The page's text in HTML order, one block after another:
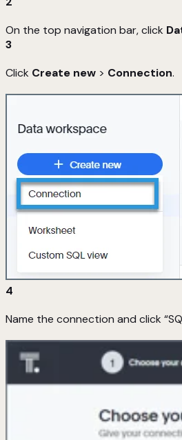
On the top navigation bar, click
3
Click Create new > Connection.
4
Name the connection and click